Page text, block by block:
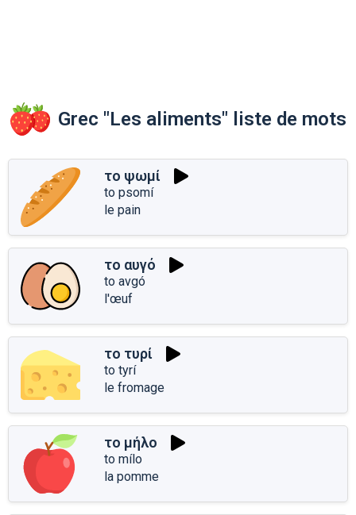
Grec "Les aliments" liste de mots
το ψωμί
to psomí
le pain
το αυγό
to avgó
l'œuf
το τυρί
to tyrí
le fromage
το μήλο
to mílo
la pomme